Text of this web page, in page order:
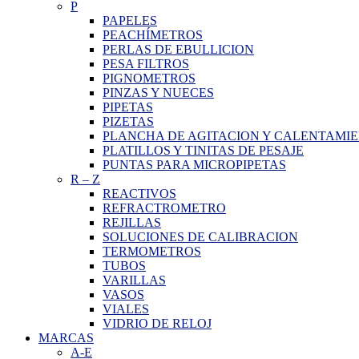
P
PAPELES
PEACHÍMETROS
PERLAS DE EBULLICION
PESA FILTROS
PIGNOMETROS
PINZAS Y NUECES
PIPETAS
PIZETAS
PLANCHA DE AGITACION Y
PLATILLOS Y TINITAS DE PESAJE
PUNTAS PARA MICROPIPETAS
R – Z
REACTIVOS
REFRACTROMETRO
REJILLAS
SOLUCIONES DE CALIBRACION
TERMOMETROS
TUBOS
VARILLAS
VASOS
VIALES
VIDRIO DE RELOJ
MARCAS
A-E